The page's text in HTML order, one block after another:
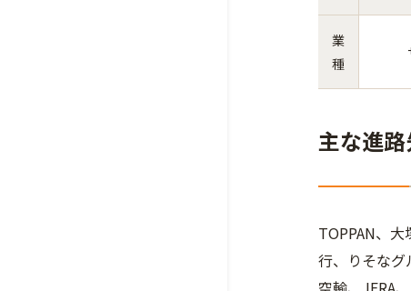
業
種
主な進路
TOPPAN、
行、りそなグ